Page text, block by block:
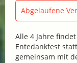
Abgelaufene
Alle 4 Jahre
Entedankfest
gemeinsam mit